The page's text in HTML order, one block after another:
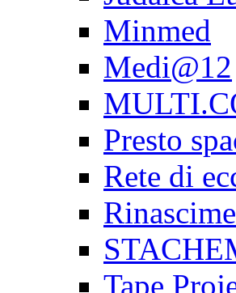
Minmed
Medi@12
Presto
Rete di
Tape